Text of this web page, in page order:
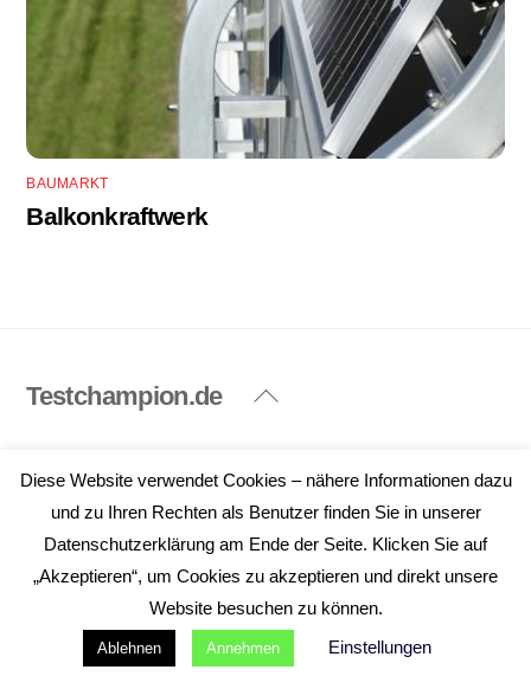
BAUMARKT
Balkonkraftwerk
Back
Testchampion.de
Diese Website verwendet Cookies – nähere Informationen dazu
und zu Ihren Rechten als Benutzer finden Sie in unserer
Datenschutzerklärung am Ende der Seite. Klicken Sie auf
„Akzeptieren“, um Cookies zu akzeptieren und direkt unsere
Website besuchen zu können.
Ablehnen Annehmen Einstellungen